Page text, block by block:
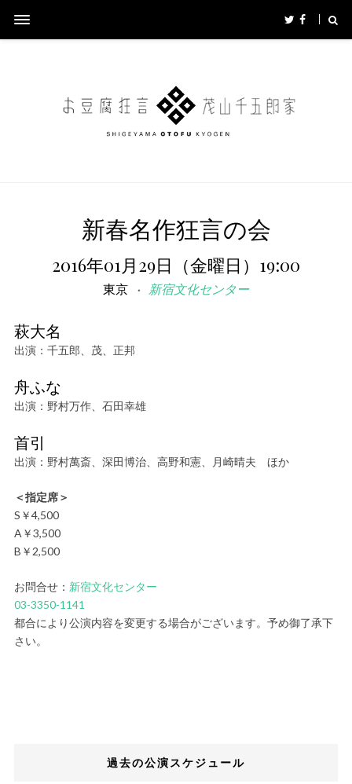
新春名作狂言の会
2016年01月29日（金曜日）19:00
東京 新宿文化センター
萩大名
出演：千五郎、茂、正邦
舟ふな
出演：野村万作、石田幸雄
首引
出演：野村萬斎、深田博治、高野和憲、月崎晴夫 ほか
＜指定席＞
S￥4,500
A￥3,500
B￥2,500
お問合せ： 新宿文化センター
03-3350-1141
都合により公演内容を変更する場合がございます。予め御了承下
さい。
過去の公演スケジュール